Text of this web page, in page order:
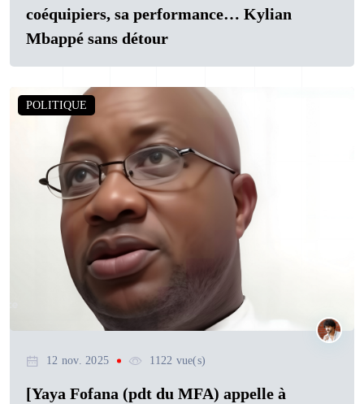
coéquipiers, sa performance… Kylian
Mbappé sans détour
POLITIQUE
12 nov. 2025 1122 vue(s)
[Yaya Fofana (pdt du MFA) appelle à